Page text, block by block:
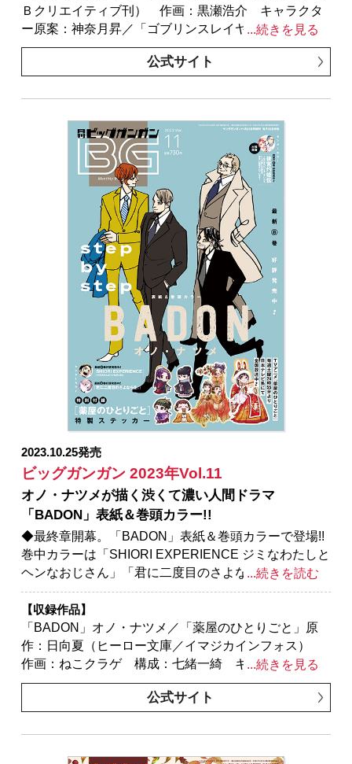
※紙で発行した雑誌と、掲載内容が一部異なる場合が
ございます。特別付録はついておりません。またプレ
ゼント、アンケートなどへの応募はできません。
※表紙は紙で発行した雑誌と同一のものです。
Ｂクリエイティブ刊） 作画：黒瀬浩介 キャラクタ
ー原案：神奈月昇／「ゴブリンスレイヤー：デイ・イ
ン・ザ・ライフ」原作：蝸牛くも(GA文庫/SBクリエイ
ティブ刊) 作画：マツセダイチ キャラクター原案：
庫/SBクリエイティブ刊) 作画：関根光太郎 キャラ
クター原案：神奈月昇／「薬屋のひとりごと」原作：
日向夏（ヒーロー文庫／イマジカインフォス） 作
画：ねこクラゲ 構成：七緒一綺 キャラクター原
案：しのとうこ／「結婚指輪物語」めいびい／
「BADON」オノ・ナツメ／「目隠れ臣下は息抜きした
い」キナミブンタ／「スーパーの裏でヤニ吸うふた
り」地主／「ロクレイ -天成市りんね区役所第六感部助
霊課活動記-」地主／「君に二度目のさよならを。」原
作：タナカトモ 作画：蛸川蛸丸／「処刑された賢者
はリッチに転生して侵略戦争を始める」原作：結城絡
繰 漫画：國友翔太郎 キャラクター原案：白狼／
「獄卒クラーケン」原作：タカヒロ 作画：戸流ケイ
／「シノハユ」原作：小林立 作画：五十嵐あぐり／
「怜-Toki-」原案：小林立 漫画：めきめき／
「SHIORI EXPERIENCE ジミなわたしとヘンなおじさ
ん」長田悠幸 町田一八／「ハイスコアガール
DASH」押切蓮介／「俺より弱いやつに会いに行く」
押切蓮介／「お伽の匣のレト」著者：三部けい 助
言・協力：一般社団法人 阿寒アイヌコンサルン／
「スター・ウォーズ：マンダロリアン」監修：ルーカ
スフィルム 原案：ウォルト・ディズニー・カンパニ
ー 漫画：大沢祐輔
...続きを見る
公式サイト
2023.10.25発売
ビッグガンガン 2023年Vol.11
オノ・ナツメが描く渋くて濃い人間ドラマ
「BADON」表紙＆巻頭カラー!!
◆最終章開幕。「BADON」表紙＆巻頭カラーで登場!!
巻中カラーは「SHIORI EXPERIENCE ジミなわたしと
ヘンなおじさん」「君に二度目のさよならを。」マン
ガUP!より出張掲載「後宮灼姫伝～妹の身代わりをし
ていたら、いつの間にか皇帝や将軍に寵愛されていま
す～」３作品!!
※紙で発行した雑誌と、掲載内容が一部異なる場合が
ございます。特別付録はついておりません。またプレ
ゼント、アンケートなどへの応募はできません。
※表紙は紙で発行した雑誌と同一のものです。
...続きを読む
【収録作品】
「BADON」オノ・ナツメ／「薬屋のひとりごと」原
作：日向夏（ヒーロー文庫／イマジカインフォス）
作画：ねこクラゲ 構成：七緒一綺 キャラクター原
案：しのとうこ／「ゴブリンスレイヤー」原作：蝸牛
くも（GA文庫／ＳＢクリエイティブ刊） 作画：黒瀬
イヤー：デイ・イン・ザ・ライフ」原作：蝸牛くも
(GA文庫/SBクリエイティブ刊) 作画：マツセダイ
...続きを見る
公式サイト